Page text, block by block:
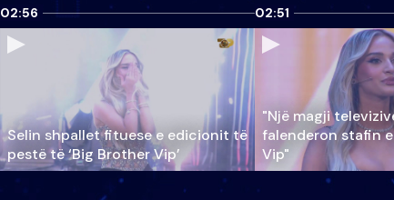
02:56
Selin shpallet fituese e edicionit të
pestë të ‘Big Brother Vip’
02:51
"Një magji
falenderon stafin
Vip"